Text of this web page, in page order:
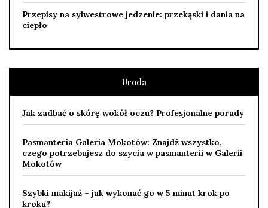
Przepisy na sylwestrowe jedzenie: przekąski i dania na
ciepło
Uroda
Jak zadbać o skórę wokół oczu? Profesjonalne porady
Pasmanteria Galeria Mokotów: Znajdź wszystko,
czego potrzebujesz do szycia w pasmanterii w Galerii
Mokotów
Szybki makijaż – jak wykonać go w 5 minut krok po
kroku?